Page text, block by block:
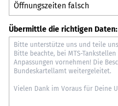
Übermittle die richtigen Daten: